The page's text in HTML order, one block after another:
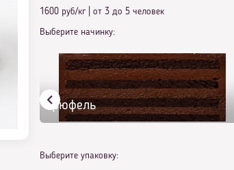
1600 руб/кг |от 3 до 5 человек
Выберите начинку:
Трюфель
Выберите упаковку: